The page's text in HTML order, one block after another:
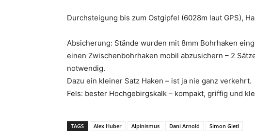
Durchsteigung bis zum Ostgipfel (6028m laut GPS),
Absicherung: Stände wurden mit 8mm Bohrhaken
einen Zwischenbohrhaken mobil abzusichern – 2
notwendig.
Dazu ein kleiner Satz Haken – ist ja nie ganz verkehrt.
Fels: bester Hochgebirgskalk – kompakt, griffig und
TAGS Alex Huber Alpinismus Dani Arnold Simon Gietl